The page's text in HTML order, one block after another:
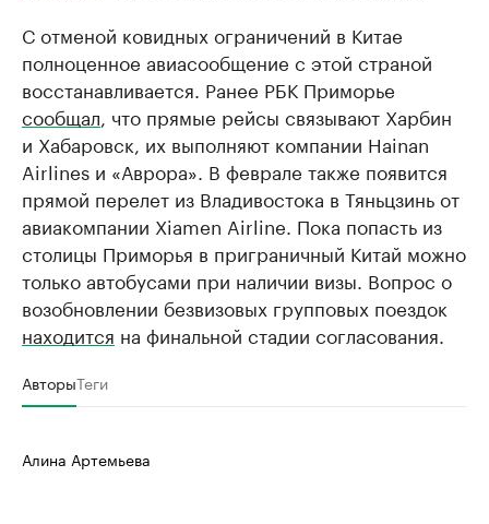
С отменой ковидных ограничений в Китае
полноценное авиасообщение с этой страной
восстанавливается. Ранее РБК Приморье
сообщал , что прямые рейсы связывают Харбин
и Хабаровск, их выполняют компании Hainan
Airlines и «Аврора». В феврале также появится
прямой перелет из Владивостока в Тяньцзинь от
авиакомпании Xiamen Airline. Пока попасть из
столицы Приморья в приграничный Китай можно
только автобусами при наличии визы. Вопрос о
возобновлении безвизовых групповых поездок
находится на финальной стадии согласования.
АвторыТеги
Алина Артемьева